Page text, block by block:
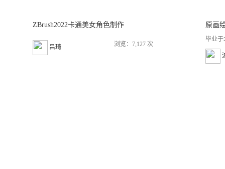
ZBrush2022卡通美女角色制作
吕琦 浏览：7,127 次
原画
毕业于